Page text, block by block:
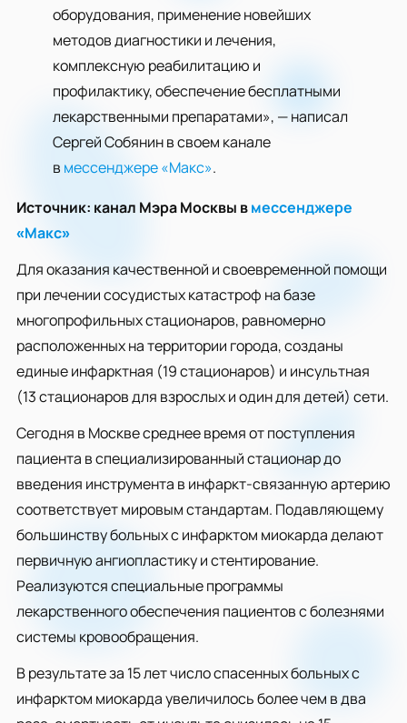
оборудования, применение новейших
методов диагностики и лечения,
комплексную реабилитацию и
профилактику, обеспечение бесплатными
лекарственными препаратами», — написал
Сергей Собянин в своем канале
в мессенджере «Макс».
Источник: канал Мэра Москвы вмессенджере
«Макс»
Для оказания качественной и своевременной помощи
при лечении сосудистых катастроф на базе
многопрофильных стационаров, равномерно
расположенных на территории города, созданы
единые инфарктная (19 стационаров) и инсультная
(13 стационаров для взрослых и один для детей) сети.
Сегодня в Москве среднее время от поступления
пациента в специализированный стационар до
введения инструмента в инфаркт-связанную артерию
соответствует мировым стандартам. Подавляющему
большинству больных с инфарктом миокарда делают
первичную ангиопластику и стентирование.
Реализуются специальные программы
лекарственного обеспечения пациентов с болезнями
системы кровообращения.
В результате за 15 лет число спасенных больных с
инфарктом миокарда увеличилось более чем в два